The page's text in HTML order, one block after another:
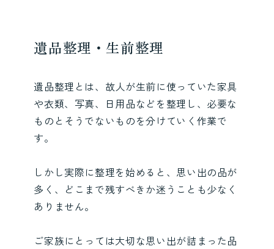
遺品整理・生前整理
遺品整理とは、故人が生前に使っていた家具
や衣類、写真、日用品などを整理し、必要な
ものとそうでないものを分けていく作業で
す。
しかし実際に整理を始めると、思い出の品が
多く、どこまで残すべきか迷うことも少なく
ありません。
ご家族にとっては大切な思い出が詰まった品